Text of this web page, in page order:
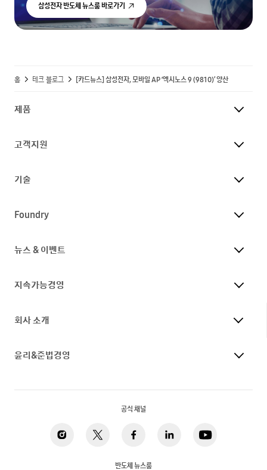
삼성전자 반도체 뉴스룸 바로가기
홈 테크 블로그 [카드뉴스] 삼성전자, 모바일 AP ‘엑시노스 9 (9810)’ 양산
제품
고객지원
기술
Foundry
뉴스 & 이벤트
지속가능경영
회사 소개
윤리&준법경영
공식 채널
반도체 뉴스룸